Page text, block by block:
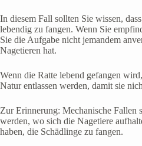
In diesem Fall sollten Sie wissen,
lebendig zu fangen. Wenn Sie
Sie die Aufgabe nicht jemandem
Nagetieren hat.
Wenn die Ratte lebend gefangen
Natur entlassen werden, damit sie
Zur Erinnerung: Mechanische Fallen
werden, wo sich die Nagetiere
haben, die Schädlinge zu fangen.